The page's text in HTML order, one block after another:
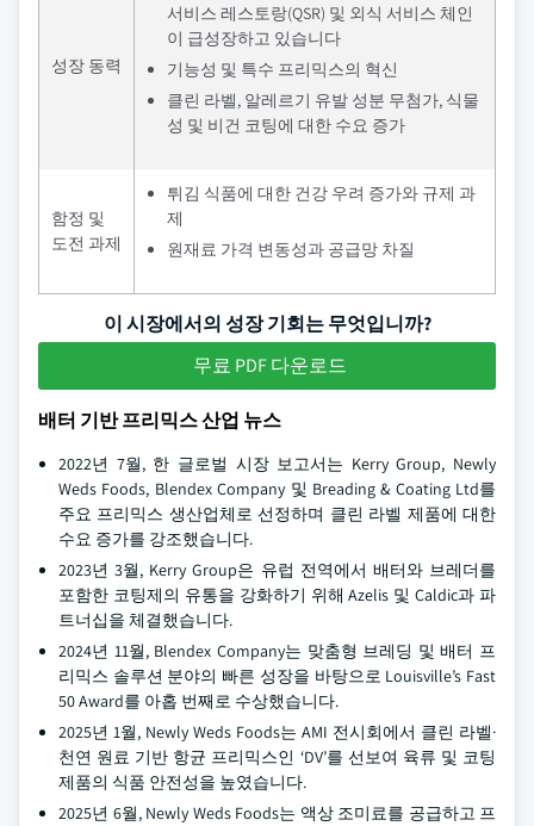
성장 동력
서비스 레스토랑(QSR) 및 외식 서비스 체인
이 급성장하고 있습니다
기능성 및 특수 프리믹스의 혁신
클린 라벨, 알레르기 유발 성분 무첨가, 식물
성 및 비건 코팅에 대한 수요 증가
함정 및
도전 과제
튀김 식품에 대한 건강 우려 증가와 규제 과
제
원재료 가격 변동성과 공급망 차질
이 시장에서의 성장 기회는 무엇입니까?
무료 PDF 다운로드
배터 기반 프리믹스 산업 뉴스
2022년 7월, 한 글로벌 시장 보고서는 Kerry Group, Newly
Weds Foods, Blendex Company 및 Breading & Coating Ltd를
주요 프리믹스 생산업체로 선정하며 클린 라벨 제품에 대한
수요 증가를 강조했습니다.
2023년 3월, Kerry Group은 유럽 전역에서 배터와 브레더를
포함한 코팅제의 유통을 강화하기 위해 Azelis 및 Caldic과 파
트너십을 체결했습니다.
2024년 11월, Blendex Company는 맞춤형 브레딩 및 배터 프
리믹스 솔루션 분야의 빠른 성장을 바탕으로 Louisville’s Fast
50 Award를 아홉 번째로 수상했습니다.
2025년 1월, Newly Weds Foods는 AMI 전시회에서 클린 라벨·
천연 원료 기반 항균 프리믹스인 ‘DV’를 선보여 육류 및 코팅
제품의 식품 안전성을 높였습니다.
2025년 6월, Newly Weds Foods는 액상 조미료를 공급하고 프